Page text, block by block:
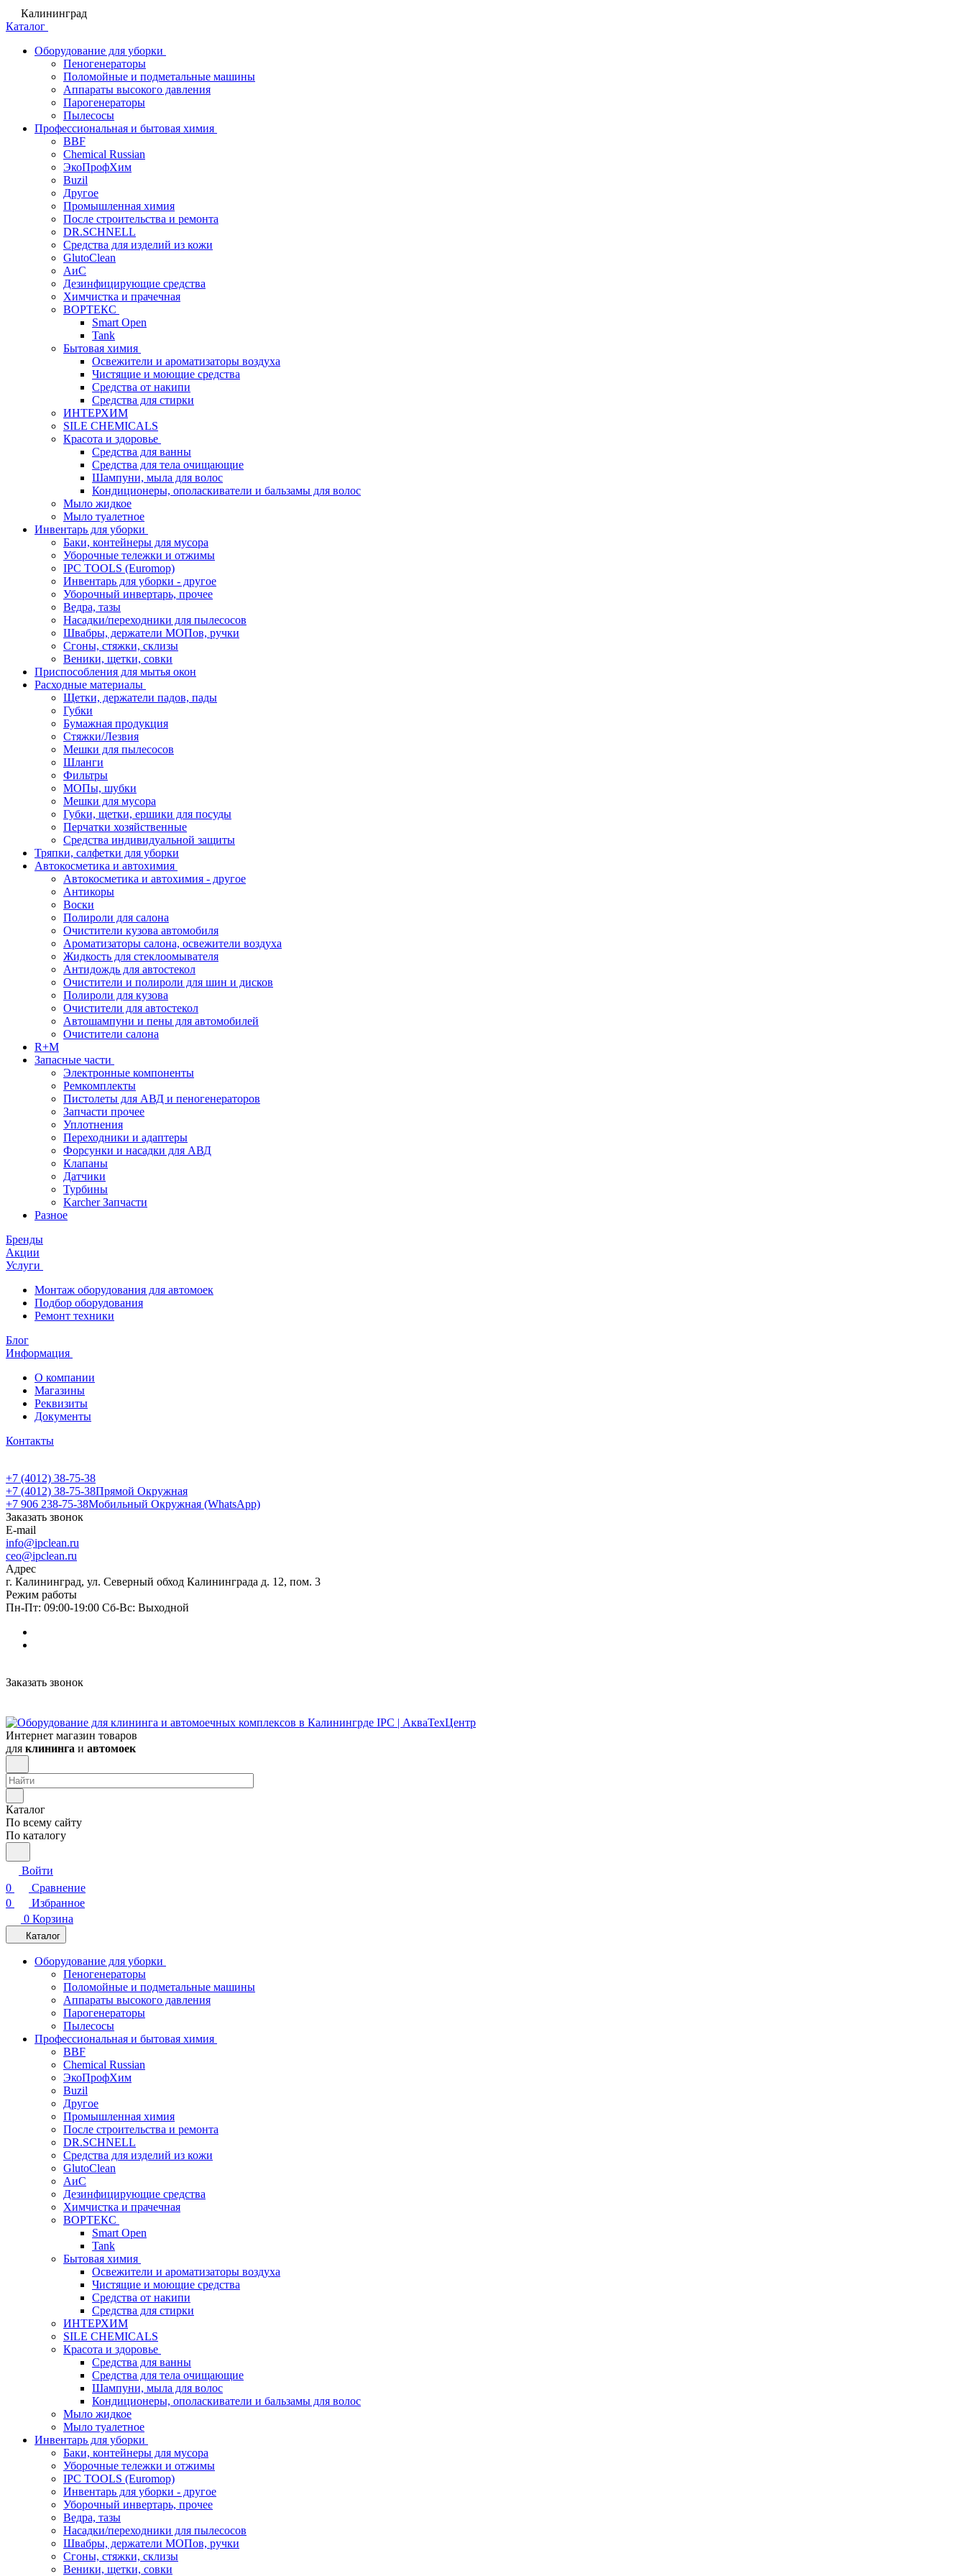
Калининград
Каталог
Оборудование для уборки
Пеногенераторы
Поломойные и подметальные машины
Аппараты высокого давления
Парогенераторы
Пылесосы
Профессиональная и бытовая химия
BBF
Chemical Russian
ЭкоПрофХим
Buzil
Другое
Промышленная химия
После строительства и ремонта
DR.SCHNELL
Средства для изделий из кожи
GlutoClean
АиС
Дезинфицирующие средства
Химчистка и прачечная
ВОРТЕКС
Smart Open
Tank
Бытовая химия
Освежители и ароматизаторы воздуха
Чистящие и моющие средства
Средства от накипи
Средства для стирки
ИНТЕРХИМ
SILE CHEMICALS
Красота и здоровье
Средства для ванны
Средства для тела очищающие
Шампуни, мыла для волос
Кондиционеры, ополаскиватели и бальзамы для волос
Мыло жидкое
Мыло туалетное
Инвентарь для уборки
Баки, контейнеры для мусора
Уборочные тележки и отжимы
IPC TOOLS (Euromop)
Инвентарь для уборки - другое
Уборочный инвертарь, прочее
Ведра, тазы
Насадки/переходники для пылесосов
Швабры, держатели МОПов, ручки
Сгоны, стяжки, склизы
Веники, щетки, совки
Приспособления для мытья окон
Расходные материалы
Щетки, держатели падов, пады
Губки
Бумажная продукция
Стяжки/Лезвия
Мешки для пылесосов
Шланги
Фильтры
МОПы, шубки
Мешки для мусора
Губки, щетки, ершики для посуды
Перчатки хозяйственные
Средства индивидуальной защиты
Тряпки, салфетки для уборки
Автокосметика и автохимия
Автокосметика и автохимия - другое
Антикоры
Воски
Полироли для салона
Очистители кузова автомобиля
Ароматизаторы салона, освежители воздуха
Жидкость для стеклоомывателя
Антидождь для автостекол
Очистители и полироли для шин и дисков
Полироли для кузова
Очистители для автостекол
Автошампуни и пены для автомобилей
Очистители салона
R+M
Запасные части
Электронные компоненты
Ремкомплекты
Пистолеты для АВД и пеногенераторов
Запчасти прочее
Уплотнения
Переходники и адаптеры
Форсунки и насадки для АВД
Клапаны
Датчики
Турбины
Karcher Запчасти
Разное
Бренды
Акции
Услуги
Монтаж оборудования для автомоек
Подбор оборудования
Ремонт техники
Блог
Информация
О компании
Магазины
Реквизиты
Документы
Контакты
+7 (4012) 38-75-38
+7 (4012) 38-75-38Прямой Окружная
+7 906 238-75-38Мобильный Окружная (WhatsApp)
Заказать звонок
E-mail
info@ipclean.ru
ceo@ipclean.ru
Адрес
г. Калининград, ул. Северный обход Калининграда д. 12, пом. 3
Режим работы
Пн-Пт: 09:00-19:00 Сб-Вс: Выходной
Заказать звонок
Интернет магазин товаров
для клининга и автомоек
Каталог
По всему сайту
По каталогу
Войти
0
Сравнение
0
Избранное
0 Корзина
Каталог
Оборудование для уборки
Пеногенераторы
Поломойные и подметальные машины
Аппараты высокого давления
Парогенераторы
Пылесосы
Профессиональная и бытовая химия
BBF
Chemical Russian
ЭкоПрофХим
Buzil
Другое
Промышленная химия
После строительства и ремонта
DR.SCHNELL
Средства для изделий из кожи
GlutoClean
АиС
Дезинфицирующие средства
Химчистка и прачечная
ВОРТЕКС
Smart Open
Tank
Бытовая химия
Освежители и ароматизаторы воздуха
Чистящие и моющие средства
Средства от накипи
Средства для стирки
ИНТЕРХИМ
SILE CHEMICALS
Красота и здоровье
Средства для ванны
Средства для тела очищающие
Шампуни, мыла для волос
Кондиционеры, ополаскиватели и бальзамы для волос
Мыло жидкое
Мыло туалетное
Инвентарь для уборки
Баки, контейнеры для мусора
Уборочные тележки и отжимы
IPC TOOLS (Euromop)
Инвентарь для уборки - другое
Уборочный инвертарь, прочее
Ведра, тазы
Насадки/переходники для пылесосов
Швабры, держатели МОПов, ручки
Сгоны, стяжки, склизы
Веники, щетки, совки